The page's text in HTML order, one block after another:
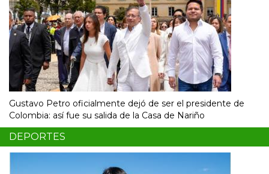
Gustavo Petro oficialmente dejó de ser el presidente de
Colombia: así fue su salida de la Casa de Nariño
DEPORTES